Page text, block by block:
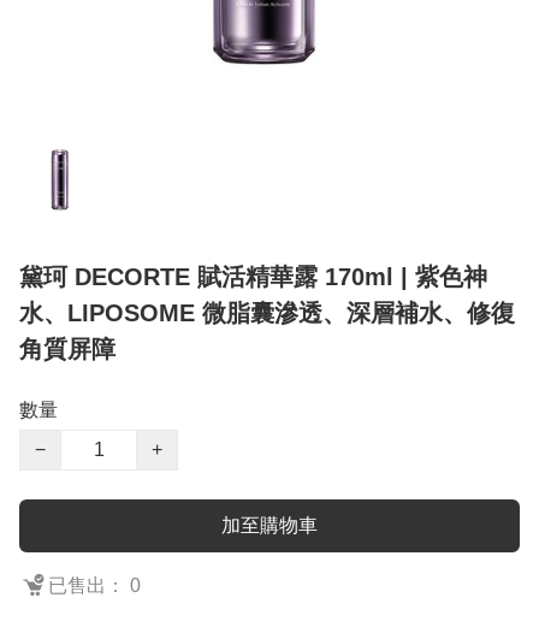
黛珂 DECORTE 賦活精華露 170ml | 紫色神
水、LIPOSOME 微脂囊滲透、深層補水、修復
角質屏障
數量
−
+
加至購物車
已售出： 0